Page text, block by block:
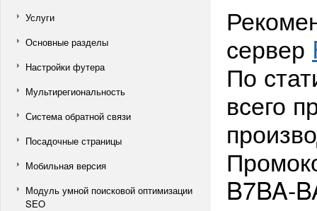
Услуги
Основные разделы
Настройки футера
Мультирегиональность
Система обратной связи
Посадочные страницы
Мобильная версия
Модуль умной поисковой оптимизации
SEO
сервер
По
всего
B7BA-